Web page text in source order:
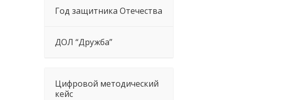
Год защитника Отечества
ДОЛ “Дружба”
Цифровой методический
кейс